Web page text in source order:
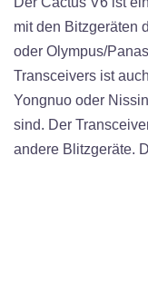
mit den Bitzgeräten
oder Olympus/
Transceivers ist
Yongnuo oder
sind. Der
andere Blitzgeräte.